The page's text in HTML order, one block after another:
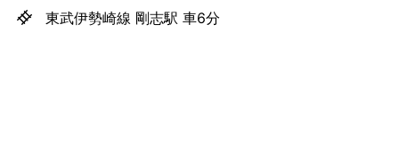
東武伊勢崎線 剛志駅 車6分